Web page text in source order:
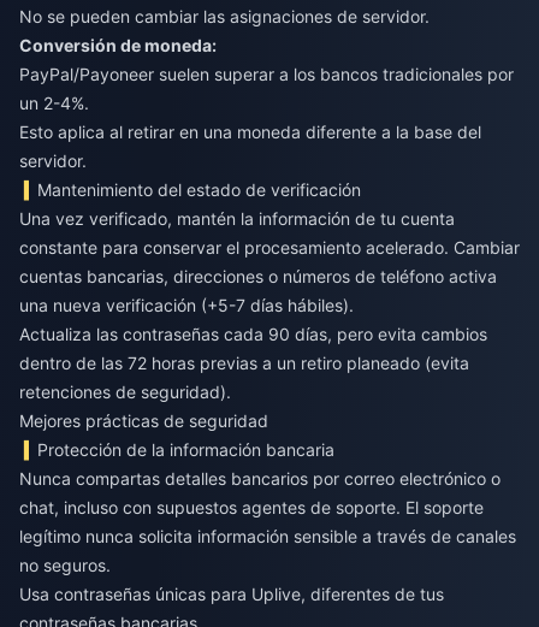
No se pueden cambiar las asignaciones de servidor.
Conversión de moneda:
PayPal/Payoneer suelen superar a los bancos tradicionales por
un 2-4%.
Esto aplica al retirar en una moneda diferente a la base del
servidor.
Mantenimiento del estado de verificación
Una vez verificado, mantén la información de tu cuenta
constante para conservar el procesamiento acelerado. Cambiar
cuentas bancarias, direcciones o números de teléfono activa
una nueva verificación (+5-7 días hábiles).
Actualiza las contraseñas cada 90 días, pero evita cambios
dentro de las 72 horas previas a un retiro planeado (evita
retenciones de seguridad).
Mejores prácticas de seguridad
Protección de la información bancaria
Nunca compartas detalles bancarios por correo electrónico o
chat, incluso con supuestos agentes de soporte. El soporte
legítimo nunca solicita información sensible a través de canales
no seguros.
Usa contraseñas únicas para Uplive, diferentes de tus
contraseñas bancarias.